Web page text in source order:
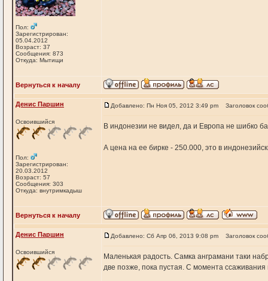
Пол:
Зарегистрирован:
05.04.2012
Возраст: 37
Сообщения: 873
Откуда: Мытищи
Вернуться к началу
Денис Паршин
Освоившийся
Пол:
Зарегистрирован:
20.03.2012
Возраст: 57
Сообщения: 303
Откуда: внутримкадыш
Добавлено: Пн Ноя 05, 2012 3:49 pm Заголовок
В индонезии не видел, да и Европа не шибко
А цена на ее бирке - 250.000, это в
Вернуться к началу
Денис Паршин
Освоившийся
Добавлено: Сб Апр 06, 2013 9:08 pm Заголовок
Маленькая радость. Самка анграмани таки
две позже, пока пустая. С момента